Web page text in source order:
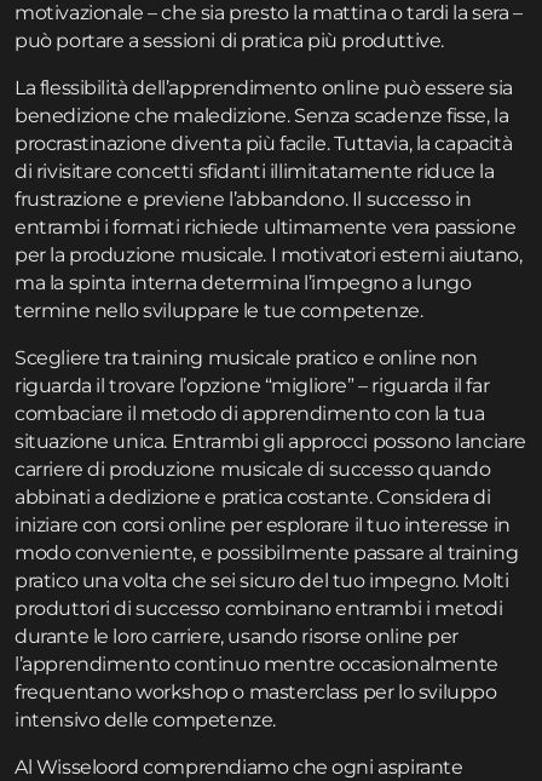
motivazionale – che sia presto la mattina o tardi la sera –
può portare a sessioni di pratica più produttive.
La flessibilità dell’apprendimento online può essere sia
benedizione che maledizione. Senza scadenze fisse, la
procrastinazione diventa più facile. Tuttavia, la capacità
di rivisitare concetti sfidanti illimitatamente riduce la
frustrazione e previene l’abbandono. Il successo in
entrambi i formati richiede ultimamente vera passione
per la produzione musicale. I motivatori esterni aiutano,
ma la spinta interna determina l’impegno a lungo
termine nello sviluppare le tue competenze.
Scegliere tra training musicale pratico e online non
riguarda il trovare l’opzione “migliore” – riguarda il far
combaciare il metodo di apprendimento con la tua
situazione unica. Entrambi gli approcci possono lanciare
carriere di produzione musicale di successo quando
abbinati a dedizione e pratica costante. Considera di
iniziare con corsi online per esplorare il tuo interesse in
modo conveniente, e possibilmente passare al training
pratico una volta che sei sicuro del tuo impegno. Molti
produttori di successo combinano entrambi i metodi
durante le loro carriere, usando risorse online per
l’apprendimento continuo mentre occasionalmente
frequentano workshop o masterclass per lo sviluppo
intensivo delle competenze.
Al Wisseloord comprendiamo che ogni aspirante